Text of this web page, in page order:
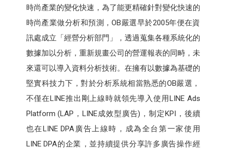
時尚產業的變化快速，為了能更精確針對變化快速的
時尚產業做分析和預測，OB嚴選早於2005年便在資
訊處成立「經營分析部門」，透過蒐集各種系統化的
數據加以分析，重新規畫公司的營運報表的同畤，未
來還可以導入資料分析技術。在擁有以數據為基礎的
堅實科技力下，對於分析系統相當熟悉的OB嚴選，
不僅在LINE推出剛上線時就領先導入使用LINE Ads
Platform (LAP，LINE成效型廣告)，制定KPI，後續
也在LINE DPA廣告上線時，成為全台第一家使用
LINE DPA的企業​，並持續提供分享許多廣告操作經